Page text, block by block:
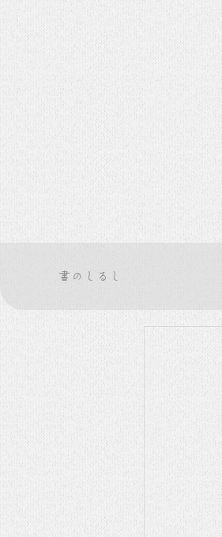
書のしるし